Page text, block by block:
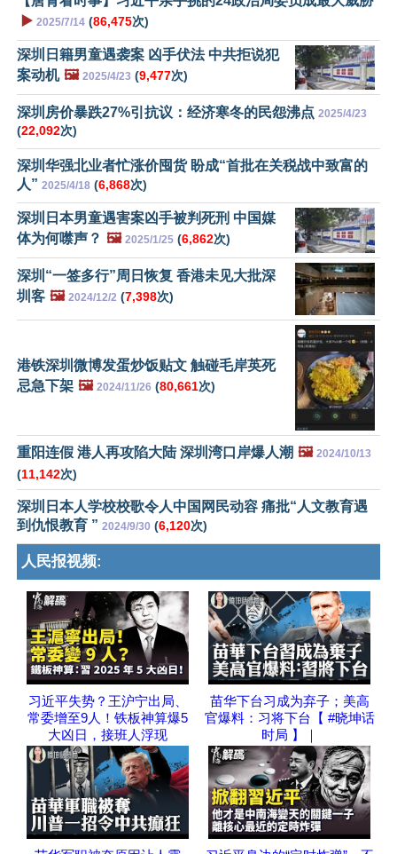
▶️ 2025/7/14 (86,475次)
深圳日籍男童遇袭案 凶手伏法 中共拒说犯
案动机 🖼️ 2025/4/23 (9,477次)
深圳房价暴跌27%引抗议：经济寒冬的民怨沸点 2025/4/23
(22,092次)
深圳华强北业者忙涨价囤货 盼成“首批在关税战中致富的
人” 2025/4/18 (6,868次)
深圳日本男童遇害案凶手被判死刑 中国媒
体为何噤声？ 🖼️ 2025/1/25 (6,862次)
深圳“一签多行”周日恢复 香港未见大批深
圳客 🖼️ 2024/12/2 (7,398次)
港铁深圳微博发蛋炒饭贴文 触碰毛岸英死
忌急下架 🖼️ 2024/11/26 (80,661次)
重阳连假 港人再攻陷大陆 深圳湾口岸爆人潮 🖼️ 2024/10/13
(11,142次)
深圳日本人学校校歌令人中国网民动容 痛批“人文教育遇
到仇恨教育 ” 2024/9/30 (6,120次)
人民报视频:
习近平失势？王沪宁出局、
常委增至9人！铁板神算爆5
大凶日，接班人浮现
苗华下台习成为弃子；美高
官爆料：习将下台【 #晓坤话
时局 】｜